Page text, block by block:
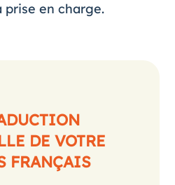
en charge.
DE VOTRE
FRANÇAIS